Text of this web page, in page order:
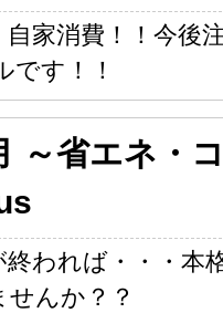
家消費！！今後
です！！
～省エネ・
われば・・・本
んか？？